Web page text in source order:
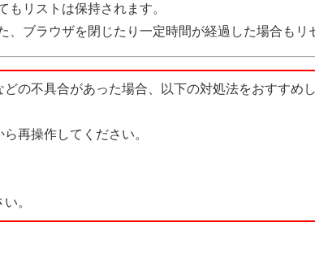
リストは保持されます。
ブラウザを閉じたり一定時間が経過した場合もリ
の不具合があった場合、以下の対処法をおすすめし
再操作してください。
。